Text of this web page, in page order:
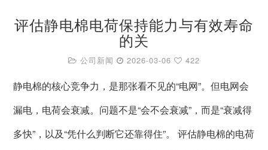
评估静电棉电荷保持能力与有效寿命
的关
公司新闻 2026-03-06 422
静电棉的核心竞争力，是那张看不见的“电网”。但电网会
漏电，电荷会衰减。问题不是“会不会衰减”，而是“衰减得
多快”，以及“凭什么判断它还靠得住”。 评估静电棉的电荷